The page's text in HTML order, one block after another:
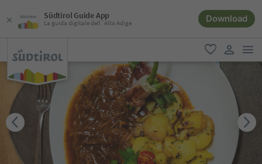
Südtirol Guide App
La guida digitale dell´Alto Adige Download
favoriti
user link